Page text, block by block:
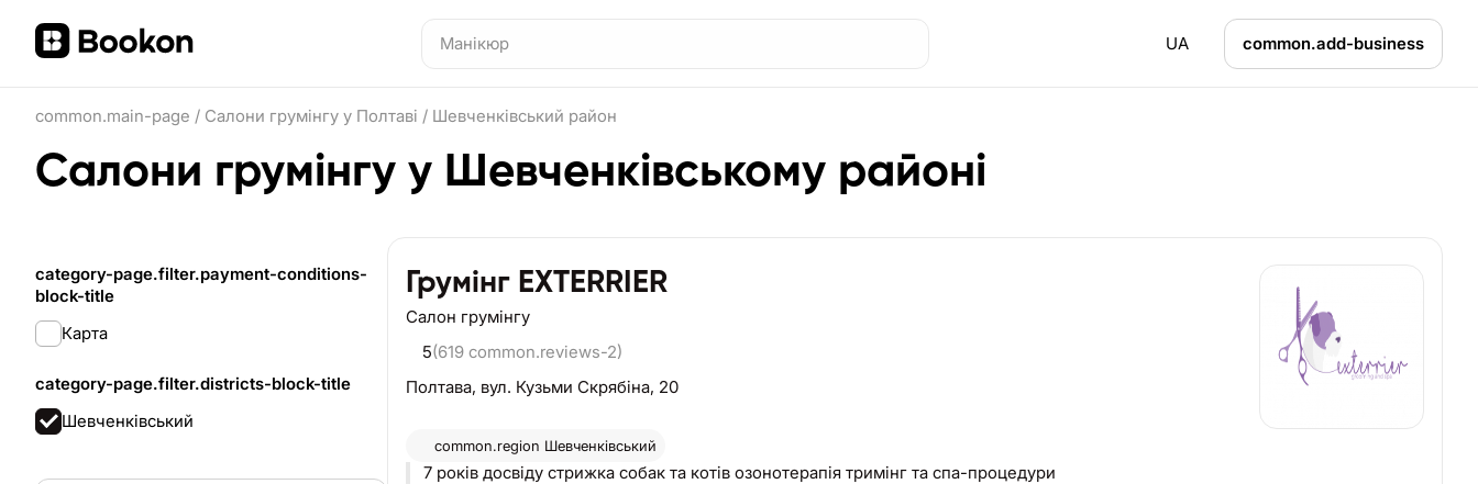
UA common.add-business
common.main-page / Салони грумінгу у Полтаві / Шевченківський район
Салони грумінгу у Шевченківському районі
category-page.filter.payment-conditions-
block-title
Карта
category-page.filter.districts-block-title
Шевченківський
Грумінг EXTERRIER
Салон грумінгу
5(619 common.reviews-2)
Полтава, вул. Кузьми Скрябіна, 20
common.region Шевченківський
7 років досвіду стрижка собак та котів озонотерапія тримінг та спа-процедури